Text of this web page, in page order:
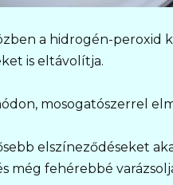
a hidrogén-peroxid
is eltávolítja.
mosogatószerrel
elszíneződéseket
még fehérebbé